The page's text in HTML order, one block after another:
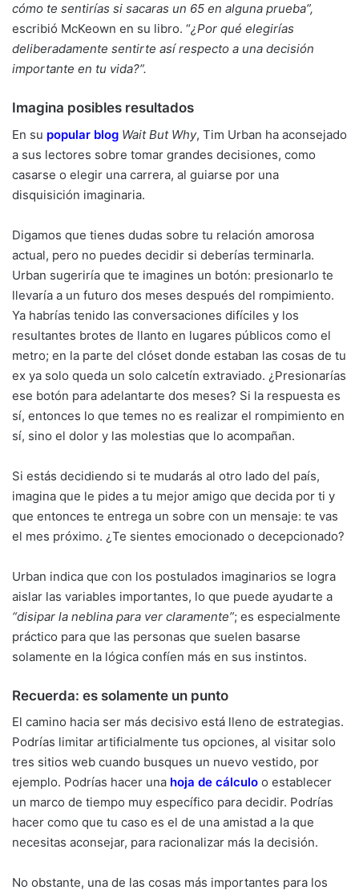
cómo te sentirías si sacaras un 65 en alguna prueba”,
escribió McKeown en su libro. “¿Por qué elegirías
deliberadamente sentirte así respecto a una decisión
importante en tu vida?”.
Imagina posibles resultados
En su popular blog Wait But Why, Tim Urban ha aconsejado
a sus lectores sobre tomar grandes decisiones, como
casarse o elegir una carrera, al guiarse por una
disquisición imaginaria.
Digamos que tienes dudas sobre tu relación amorosa
actual, pero no puedes decidir si deberías terminarla.
Urban sugeriría que te imagines un botón: presionarlo te
llevaría a un futuro dos meses después del rompimiento.
Ya habrías tenido las conversaciones difíciles y los
resultantes brotes de llanto en lugares públicos como el
metro; en la parte del clóset donde estaban las cosas de tu
ex ya solo queda un solo calcetín extraviado. ¿Presionarías
ese botón para adelantarte dos meses? Si la respuesta es
sí, entonces lo que temes no es realizar el rompimiento en
sí, sino el dolor y las molestias que lo acompañan.
Si estás decidiendo si te mudarás al otro lado del país,
imagina que le pides a tu mejor amigo que decida por ti y
que entonces te entrega un sobre con un mensaje: te vas
el mes próximo. ¿Te sientes emocionado o decepcionado?
Urban indica que con los postulados imaginarios se logra
aislar las variables importantes, lo que puede ayudarte a
“disipar la neblina para ver claramente”; es especialmente
práctico para que las personas que suelen basarse
solamente en la lógica confíen más en sus instintos.
Recuerda: es solamente un punto
El camino hacia ser más decisivo está lleno de estrategias.
Podrías limitar artificialmente tus opciones, al visitar solo
tres sitios web cuando busques un nuevo vestido, por
ejemplo. Podrías hacer una hoja de cálculo o establecer
un marco de tiempo muy específico para decidir. Podrías
hacer como que tu caso es el de una amistad a la que
necesitas aconsejar, para racionalizar más la decisión.
No obstante, una de las cosas más importantes para los